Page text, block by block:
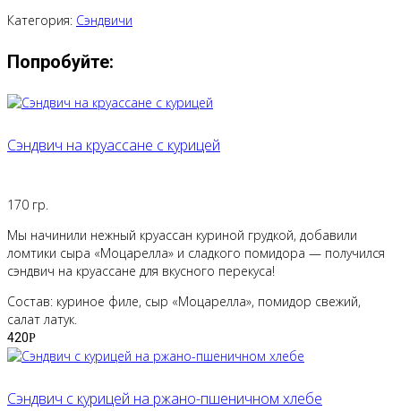
Категория: Сэндвичи
Попробуйте:
Сэндвич на круассане с курицей
170 гр.
Мы начинили нежный круассан куриной грудкой, добавили
ломтики сыра «Моцарелла» и сладкого помидора — получился
сэндвич на круассане для вкусного перекуса!
Состав: куриное филе, сыр «Моцарелла», помидор свежий,
салат латук.
420Р
Сэндвич с курицей на ржано-пшеничном хлебе